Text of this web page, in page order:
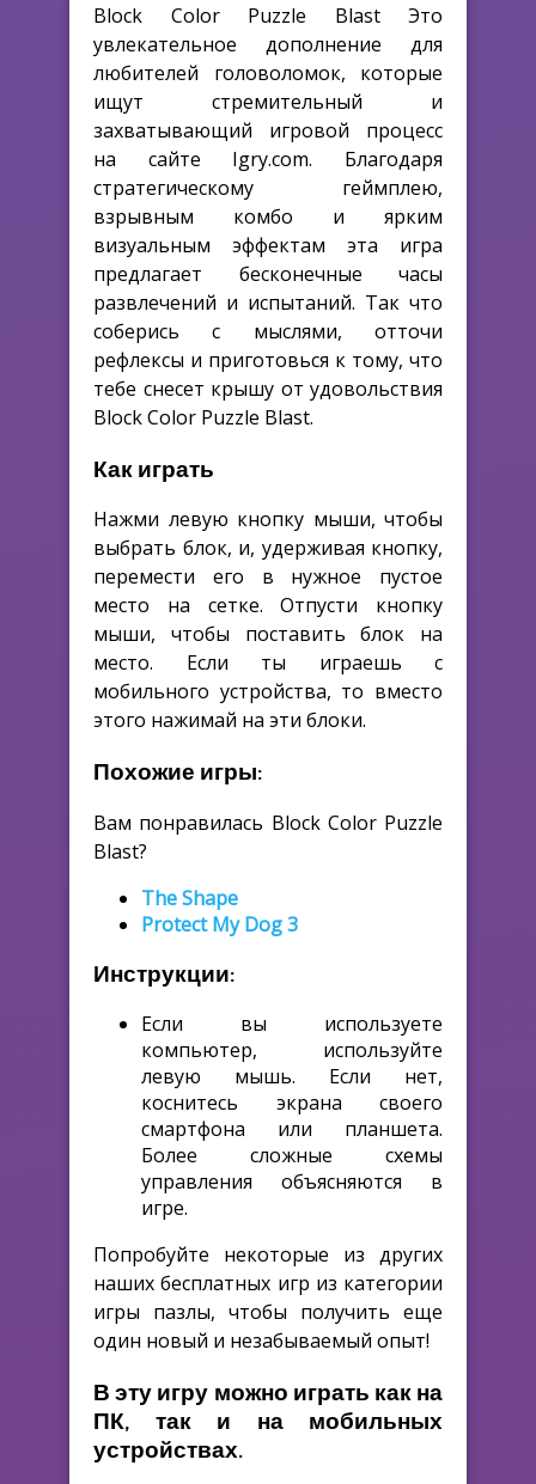
Block Color Puzzle Blast Это
увлекательное дополнение для
любителей головоломок, которые
ищут стремительный и
захватывающий игровой процесс
на сайте Igry.com. Благодаря
стратегическому геймплею,
взрывным комбо и ярким
визуальным эффектам эта игра
предлагает бесконечные часы
развлечений и испытаний. Так что
соберись с мыслями, отточи
рефлексы и приготовься к тому, что
тебе снесет крышу от удовольствия
Block Color Puzzle Blast.
Как играть
Нажми левую кнопку мыши, чтобы
выбрать блок, и, удерживая кнопку,
перемести его в нужное пустое
место на сетке. Отпусти кнопку
мыши, чтобы поставить блок на
место. Если ты играешь с
мобильного устройства, то вместо
этого нажимай на эти блоки.
Похожие игры:
Вам понравилась Block Color Puzzle
Blast?
The Shape
Protect My Dog 3
Инструкции:
Если вы используете
компьютер, используйте
левую мышь. Если нет,
коснитесь экрана своего
смартфона или планшета.
Более сложные схемы
управления объясняются в
игре.
Попробуйте некоторые из других
наших бесплатных игр из категории
игры пазлы, чтобы получить еще
один новый и незабываемый опыт!
В эту игру можно играть как на
ПК, так и на мобильных
устройствах.